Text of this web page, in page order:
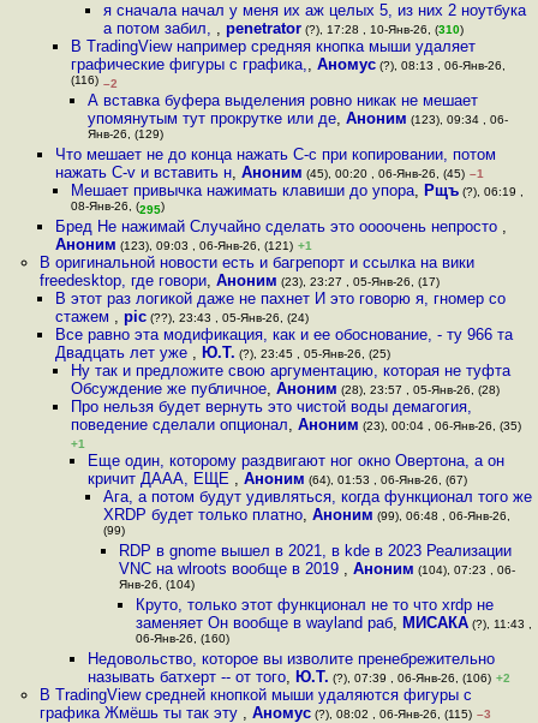
я сначала начал у меня их аж целых 5, из них 2 ноутбука
а потом забил, , penetrator(?), 17:28 , 10-Янв-26, (310)
В TradingView например средняя кнопка мыши удаляет
графические фигуры с графика,,Аномус (?), 08:13 , 06-Янв-26,
(116) –2
А вставка буфера выделения ровно никак не мешает
упомянутым тут прокрутке или де, Аноним (123), 09:34 , 06-
Янв-26, (129)
Что мешает не до конца нажать С-с при копировании, потом
нажать C-v и вставить н, Аноним (45), 00:20 , 06-Янв-26, (45) –1
Мешает привычка нажимать клавиши до упора, Рщъ (?), 06:19 ,
08-Янв-26, (295)
Бред Не нажимай Случайно сделать это оооочень непросто ,
Аноним (123), 09:03 , 06-Янв-26, (121) +1
В оригинальной новости есть и багрепорт и ссылка на вики
freedesktop, где говори, Аноним (23), 23:27 , 05-Янв-26, (17)
В этот раз логикой даже не пахнет И это говорю я, гномер со
стажем , pic(??), 23:43 , 05-Янв-26, (24)
Все равно эта модификация, как и ее обоснование, - ту 966 та
Двадцать лет уже , Ю.Т. (?), 23:45 , 05-Янв-26, (25)
Ну так и предложите свою аргументацию, которая не туфта
Обсуждение же публичное,Аноним (28), 23:57 , 05-Янв-26, (28)
Про нельзя будет вернуть это чистой воды демагогия,
поведение сделали опционал,Аноним (23), 00:04 , 06-Янв-26, (35)
+1
Еще один, которому раздвигают ног окно Овертона, а он
кричит ДААА, ЕЩЕ , Аноним (64), 01:53 , 06-Янв-26, (67)
Ага, а потом будут удивляться, когда функционал того же
XRDP будет только платно, Аноним (99), 06:48 , 06-Янв-26,
(99)
RDP в gnome вышел в 2021, в kde в 2023 Реализации
VNC на wlroots вообще в 2019 ,Аноним (104), 07:23 , 06-
Янв-26, (104)
Круто, только этот функционал не то что xrdp не
заменяет Он вообще в wayland раб, МИСАКА(?), 11:43 ,
06-Янв-26, (160)
Недовольство, которое вы изволите пренебрежительно
называть батхерт -- от того, Ю.Т. (?), 07:39 , 06-Янв-26, (106) +2
В TradingView средней кнопкой мыши удаляются фигуры с
графика Жмёшь ты так эту , Аномус(?), 08:02 , 06-Янв-26, (115) –3